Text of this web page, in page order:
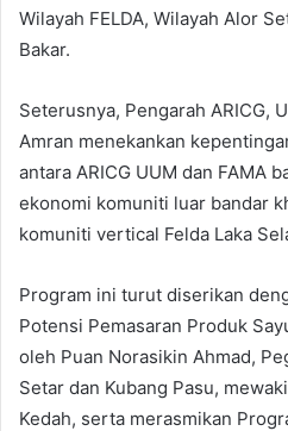
Wilayah FELDA, Wilayah Alor
Bakar.
Seterusnya, Pengarah ARICG,
Amran menekankan
antara ARICG UUM dan FAMA
ekonomi komuniti luar bandar
komuniti vertical Felda Laka
Program ini turut diserikan
Potensi Pemasaran Produk
oleh Puan Norasikin Ahmad,
Setar dan Kubang Pasu,
Kedah, serta merasmikan